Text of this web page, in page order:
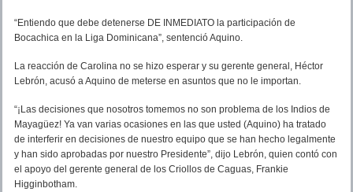
“Entiendo que debe detenerse DE INMEDIATO la participación de
Bocachica en la Liga Dominicana”, sentenció Aquino.
La reacción de Carolina no se hizo esperar y su gerente general, Héctor
Lebrón, acusó a Aquino de meterse en asuntos que no le importan.
“¡Las decisiones que nosotros tomemos no son problema de los Indios de
Mayagüez! Ya van varias ocasiones en las que usted (Aquino) ha tratado
de interferir en decisiones de nuestro equipo que se han hecho legalmente
y han sido aprobadas por nuestro Presidente”, dijo Lebrón, quien contó con
el apoyo del gerente general de los Criollos de Caguas, Frankie
Higginbotham.